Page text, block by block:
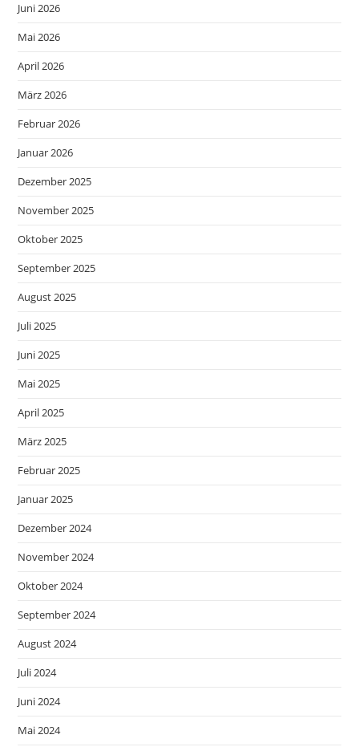
Juni 2026
Mai 2026
April 2026
März 2026
Februar 2026
Januar 2026
Dezember 2025
November 2025
Oktober 2025
September 2025
August 2025
Juli 2025
Juni 2025
Mai 2025
April 2025
März 2025
Februar 2025
Januar 2025
Dezember 2024
November 2024
Oktober 2024
September 2024
August 2024
Juli 2024
Juni 2024
Mai 2024